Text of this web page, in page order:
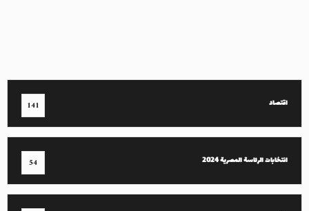
اقتصاد 141
انتخابات الرئاسة المصرية 2024 54